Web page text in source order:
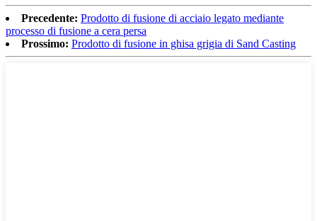
Precedente: Prodotto di fusione di acciaio legato mediante
processo di fusione a cera persa
Prossimo: Prodotto di fusione in ghisa grigia di Sand Casting